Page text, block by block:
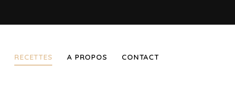
RECETTES A PROPOS CONTACT